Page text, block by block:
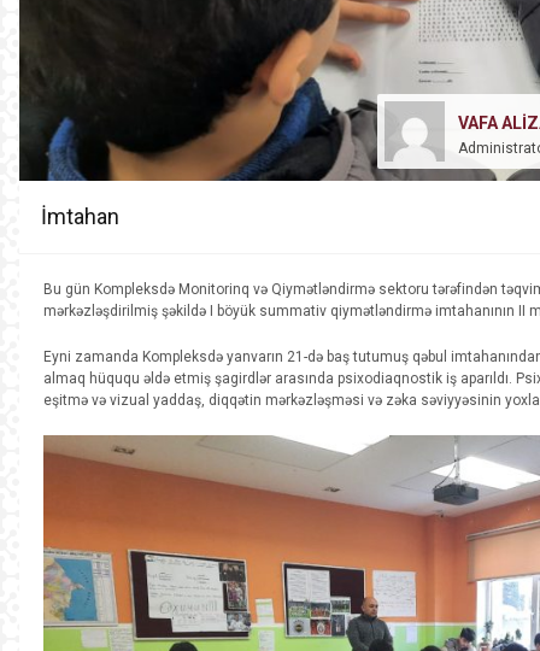
VAFA
İmtahan
Bu gün Kompleksdə Monitorinq və Qiymətləndirmə sektoru tərəfindən
mərkəzləşdirilmiş şəkildə I böyük summativ qiymətləndirmə imtahanının II
Eyni zamanda Kompleksdə yanvarın 21-də baş tutumuş qəbul
almaq hüququ əldə etmiş şagirdlər arasında psixodiaqnostik iş aparıldı.
eşitmə və vizual yaddaş, diqqətin mərkəzləşməsi və zəka səviyyəsinin